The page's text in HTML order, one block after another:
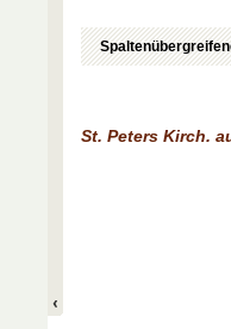
St. Peters Kirch.